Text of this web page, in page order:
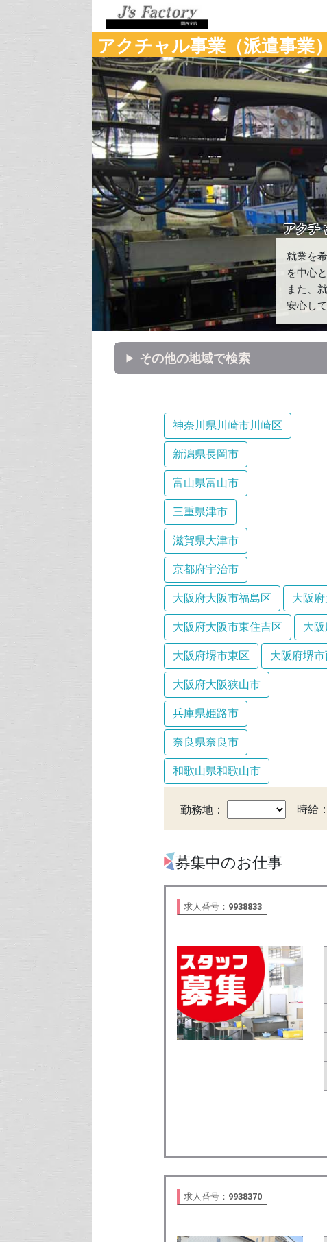
アクチャル事業（派遣事業）
アクチ
就業を
を中心
また、
安心し
その他の地域で検索
神奈川県川崎市川崎区
新潟県長岡市
富山県富山市
三重県津市
滋賀県大津市
京都府宇治市
大阪府大阪市福島区 大阪
大阪府大阪市東住吉区 大
大阪府堺市東区 大阪府堺
大阪府大阪狭山市
兵庫県姫路市
奈良県奈良市
和歌山県和歌山市
勤務地： 時給：
募集中のお仕事
求人番号： 9938833
求人番号： 9938370